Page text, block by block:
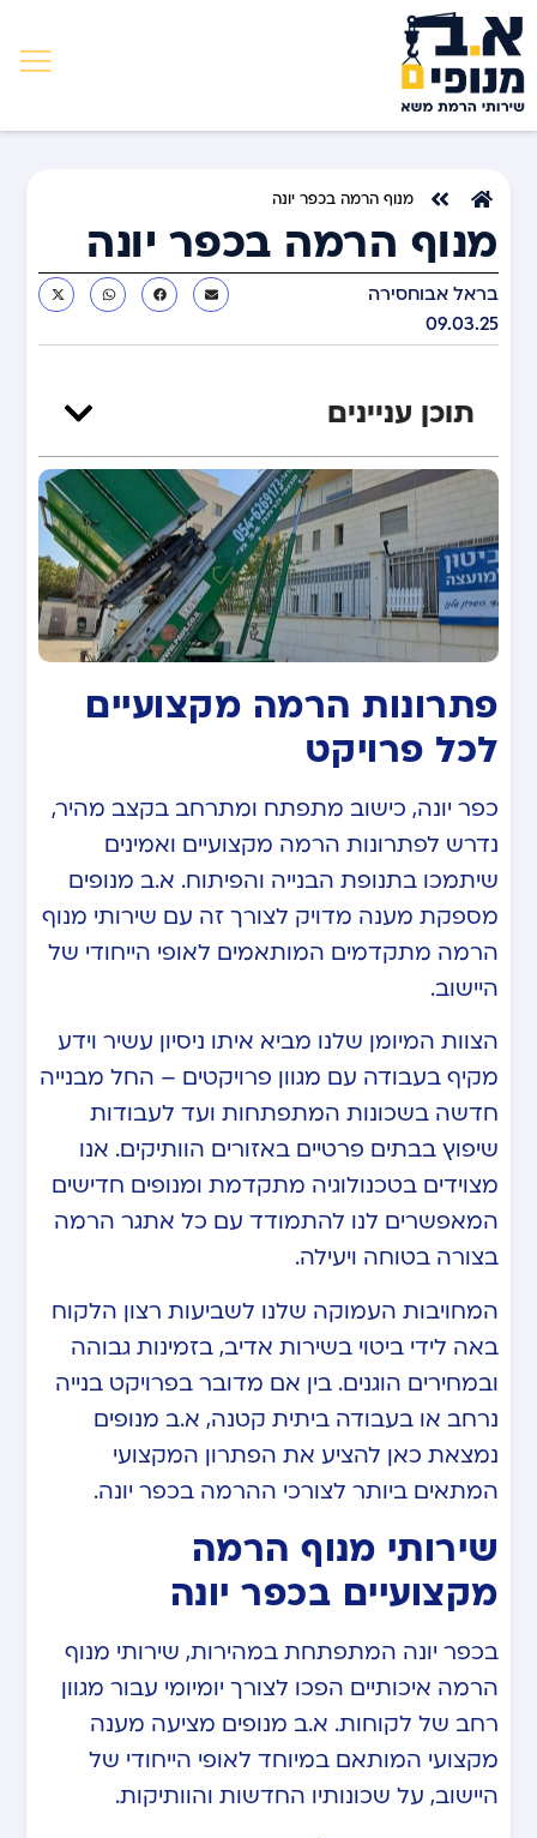
מנוף הרמה בכפר יונה
מנוף הרמה בכפר יונה
בראל אבוחסירה
09.03.25
תוכן עניינים
פתרונות הרמה מקצועיים
לכל פרויקט
כפר יונה, כישוב מתפתח ומתרחב בקצב מהיר,
נדרש לפתרונות הרמה מקצועיים ואמינים
שיתמכו בתנופת הבנייה והפיתוח. א.ב מנופים
מספקת מענה מדויק לצורך זה עם שירותי מנוף
הרמה מתקדמים המותאמים לאופי הייחודי של
היישוב.
הצוות המיומן שלנו מביא איתו ניסיון עשיר וידע
מקיף בעבודה עם מגוון פרויקטים – החל מבנייה
חדשה בשכונות המתפתחות ועד לעבודות
שיפוץ בבתים פרטיים באזורים הוותיקים. אנו
מצוידים בטכנולוגיה מתקדמת ומנופים חדישים
המאפשרים לנו להתמודד עם כל אתגר הרמה
בצורה בטוחה ויעילה.
המחויבות העמוקה שלנו לשביעות רצון הלקוח
באה לידי ביטוי בשירות אדיב, בזמינות גבוהה
ובמחירים הוגנים. בין אם מדובר בפרויקט בנייה
נרחב או בעבודה ביתית קטנה, א.ב מנופים
נמצאת כאן להציע את הפתרון המקצועי
המתאים ביותר לצורכי ההרמה בכפר יונה.
שירותי מנוף הרמה
מקצועיים בכפר יונה
בכפר יונה המתפתחת במהירות, שירותי מנוף
הרמה איכותיים הפכו לצורך יומיומי עבור מגוון
רחב של לקוחות. א.ב מנופים מציעה מענה
מקצועי המותאם במיוחד לאופי הייחודי של
היישוב, על שכונותיו החדשות והוותיקות.